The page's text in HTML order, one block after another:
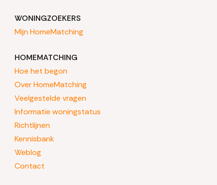
WONINGZOEKERS
Mijn HomeMatching
HOMEMATCHING
Hoe het begon
Over HomeMatching
Veelgestelde vragen
Informatie woningstatus
Richtlijnen
Kennisbank
Weblog
Contact